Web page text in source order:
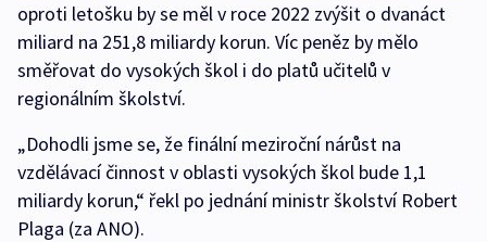
oproti letošku by se měl v roce 2022 zvýšit o dvanáct
miliard na 251,8 miliardy korun. Víc peněz by mělo
směřovat do vysokých škol i do platů učitelů v
regionálním školství.
„Dohodli jsme se, že finální meziroční nárůst na
vzdělávací činnost v oblasti vysokých škol bude 1,1
miliardy korun,“ řekl po jednání ministr školství Robert
Plaga (za ANO).